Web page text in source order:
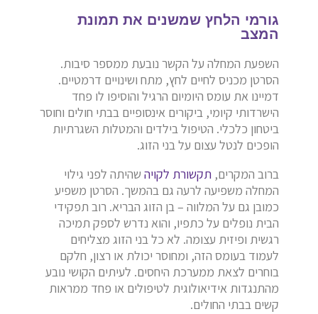
גורמי הלחץ שמשנים את תמונת
המצב
השפעת המחלה על הקשר נובעת ממספר סיבות.
הסרטן מכניס לחיים לחץ, מתח ושינויים דרמטיים.
דמיינו את עומס היומיום הרגיל והוסיפו לו פחד
הישרדותי קיומי, ביקורים אינסופיים בבתי חולים וחוסר
ביטחון כלכלי. הטיפול בילדים והמטלות השגרתיות
הופכים לנטל עצום על בני הזוג.
ברוב המקרים, תקשורת לקויהשהיתה לפני גילוי
המחלה משפיעה לרעה גם בהמשך. הסרטן משפיע
כמובן גם על המלווה – בן הזוג הבריא. רוב תפקידי
הבית נופלים על כתפיו, והוא נדרש לספק תמיכה
רגשית ופיזית עצומה. לא כל בני הזוג מצליחים
לעמוד בעומס הזה, ומחוסר יכולת או רצון, חלקם
בוחרים לצאת ממערכת היחסים. לעיתים הקושי נובע
מהתנגדות אידיאולוגית לטיפולים או פחד ממראות
קשים בבתי החולים.